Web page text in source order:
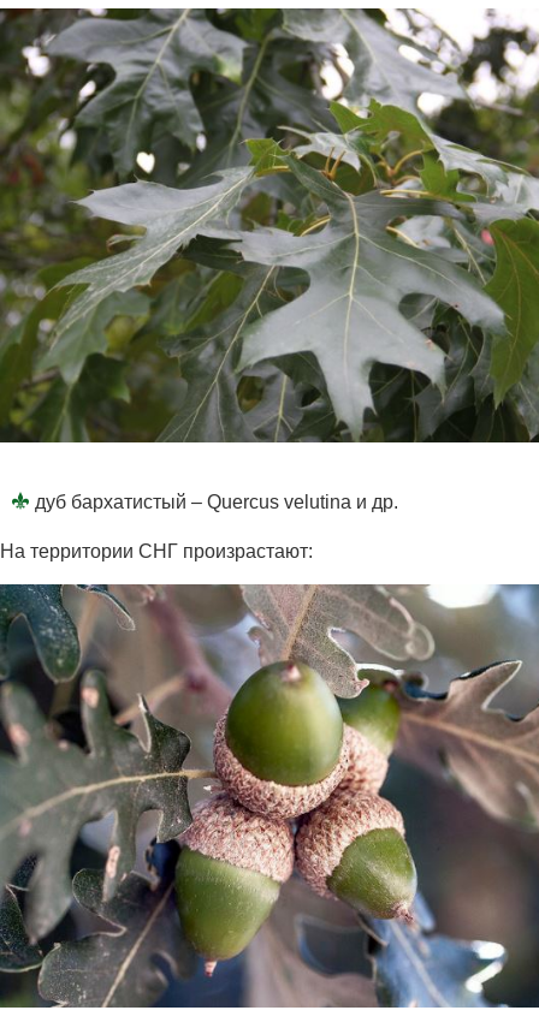
дуб бархатистый – Quercus velutina и др.
На территории СНГ произрастают: